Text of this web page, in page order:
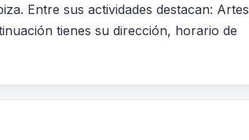
Entre sus actividades destacan: Artes
tienes su dirección, horario de